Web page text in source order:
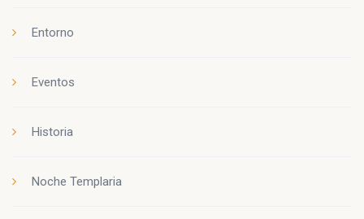
Entorno
Eventos
Historia
Noche Templaria